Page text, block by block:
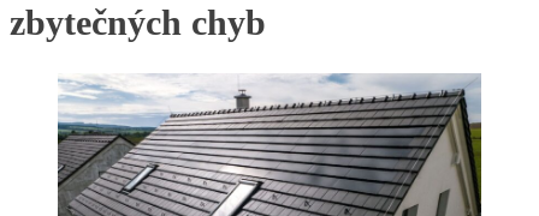
zbytečných chyb